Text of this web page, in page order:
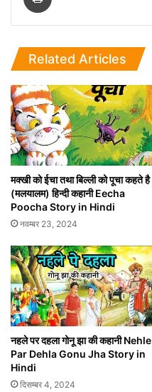
Related Articles
मक्खी को ईचा तथा बिल्ली को पूचा कहते है
(मलयालम) हिन्दी कहानी Eecha
Poocha Story in Hindi
नवम्बर 23, 2024
नहले पर दहला गोनू झा की कहानी Nehle
Par Dehla Gonu Jha Story in
Hindi
दिसम्बर 4, 2024